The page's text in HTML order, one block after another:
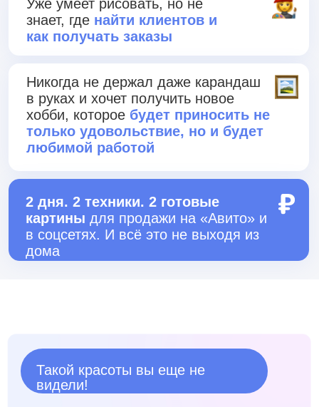
в соцсетях. И всё это не выходя из
дома
Такой красоты вы еще не
видели!
ИНТЕРЬЕРНАЯ
КАРТИНА
ЗА 15
МИНУТ
Через 5 минут после регистрации
откроем доступ к уроку «Интерьерная
картина за 15 минут», которую можно